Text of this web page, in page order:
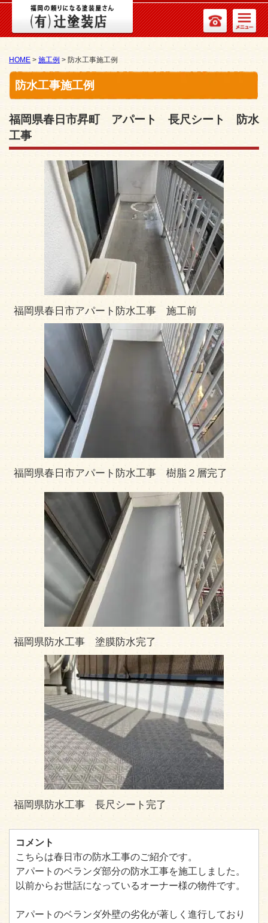
HOME > 施工例 > 防水工事施工例
防水工事施工例
福岡県春日市昇町 アパート 長尺シート 防水
工事
福岡県春日市アパート防水工事 施工前
福岡県春日市アパート防水工事 樹脂２層完了
福岡県防水工事 塗膜防水完了
福岡県防水工事 長尺シート完了
コメント
こちらは春日市の防水工事のご紹介です。
アパートのベランダ部分の防水工事を施工しました。
以前からお世話になっているオーナー様の物件です。
アパートのベランダ外壁の劣化が著しく進行しており